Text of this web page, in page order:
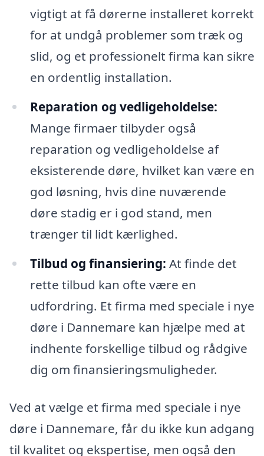
vigtigt at få dørerne installeret korrekt
for at undgå problemer som træk og
slid, og et professionelt firma kan sikre
en ordentlig installation.
Reparation og vedligeholdelse:
Mange firmaer tilbyder også
reparation og vedligeholdelse af
eksisterende døre, hvilket kan være en
god løsning, hvis dine nuværende
døre stadig er i god stand, men
trænger til lidt kærlighed.
Tilbud og finansiering: At finde det
rette tilbud kan ofte være en
udfordring. Et firma med speciale i nye
døre i Dannemare kan hjælpe med at
indhente forskellige tilbud og rådgive
dig om finansieringsmuligheder.
Ved at vælge et firma med speciale i nye
døre i Dannemare, får du ikke kun adgang
til kvalitet og ekspertise, men også den